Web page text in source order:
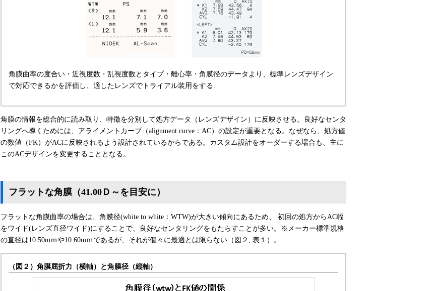
角膜曲率の度合い・近視度数・乱視度数とタイプ・離心率・角膜径のデータより、標準レンズデザイン
で対応できるかを評価し、適したレンズでトライアル装用をする.
角膜の情報を総合的に読み取り、特徴を分別して処方データ（レンズデザイン）に反映させる。良好なセンタ
リングへ導くためには、アライメントカーブ（alignment curve：AC）の設定が重要となる。なぜなら、処方値
の数値（FK）がACに反映されるよう設計されているからである。カスタム設計をオーダーする場合も、主に
このACデザインを変更することとなる。
フラットな角膜（41.00Ｄ～を目安に）
フラットな角膜曲率の場合は、角膜径(white to white：WTW)が大きい傾向にあるため、 初回の処方からAC幅
をワイド(レンズ直径ワイド)にすることで、良好なセンタリングをもたらすことが多い。※メーカー標準規格
の直径は10.50mｍや10.60mｍであるが、それが個々に最適とは限らない（図２, 表１）。
（図２）角膜屈折力（横軸）と角膜径（縦軸）